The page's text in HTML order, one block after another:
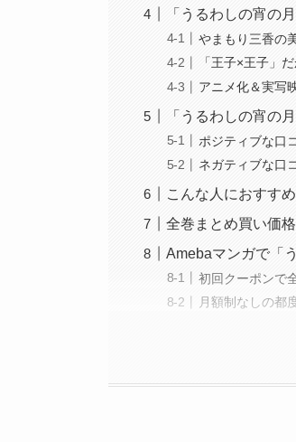
「うるわしの宵の
やまもり三香の
「王子×王子」
アニメ化＆実写
「うるわしの宵の
ポジティブな口
ネガティブな口
こんな人におすすめ
全巻まとめ買い価
Amebaマンガで「
初回クーポンで
月額制なしの都